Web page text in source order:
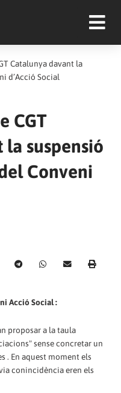
Catalunya davant la
d’Acció Social
CGT
suspensió
Conveni
Acció Social :
proposar a la taula
sense concretar un
. En aquest moment els
conincidència eren els